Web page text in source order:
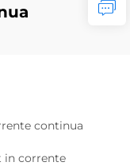
continua
in corrente